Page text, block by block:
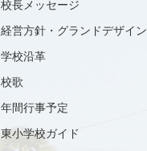
校長メッセージ
経営方針・グランドデザイン
学校沿革
校歌
年間行事予定
東小学校ガイド